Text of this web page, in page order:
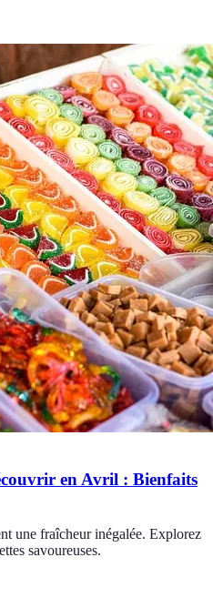
en Avril : Bienfaits
une fraîcheur inégalée. Explorez
savoureuses.